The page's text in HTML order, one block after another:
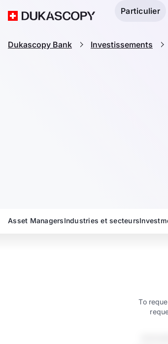
Particulier
Dukascopy Bank Investissements
Asset ManagersIndustries et secteurs
To